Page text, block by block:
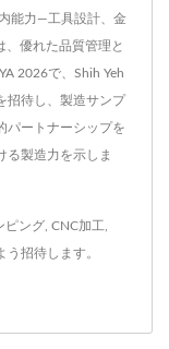
能力—工具設計、金
、優れた品質管理と
2026で、Shih Yeh
招待し、製造サンプ
パートナーシップを
る製造力を示しま
ピング CNC加工
う招待します。